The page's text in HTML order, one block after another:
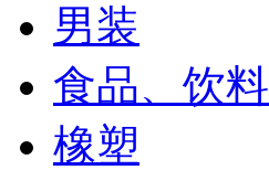
男装
食品、饮料
橡塑